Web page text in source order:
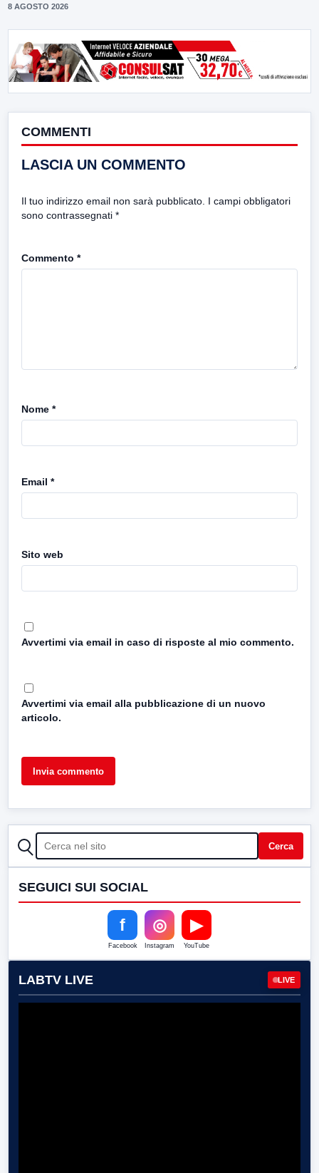
8 AGOSTO 2026
COMMENTI
LASCIA UN COMMENTO
Il tuo indirizzo email non sarà pubblicato. I campi obbligatori
sono contrassegnati *
Commento *
Nome *
Email *
Sito web
Avvertimi via email in caso di risposte al mio commento.
Avvertimi via email alla pubblicazione di un nuovo
articolo.
CERCA Cerca
SEGUICI SUI SOCIAL
f
Facebook
◎
Instagram
▶
YouTube
LABTV LIVE LIVE